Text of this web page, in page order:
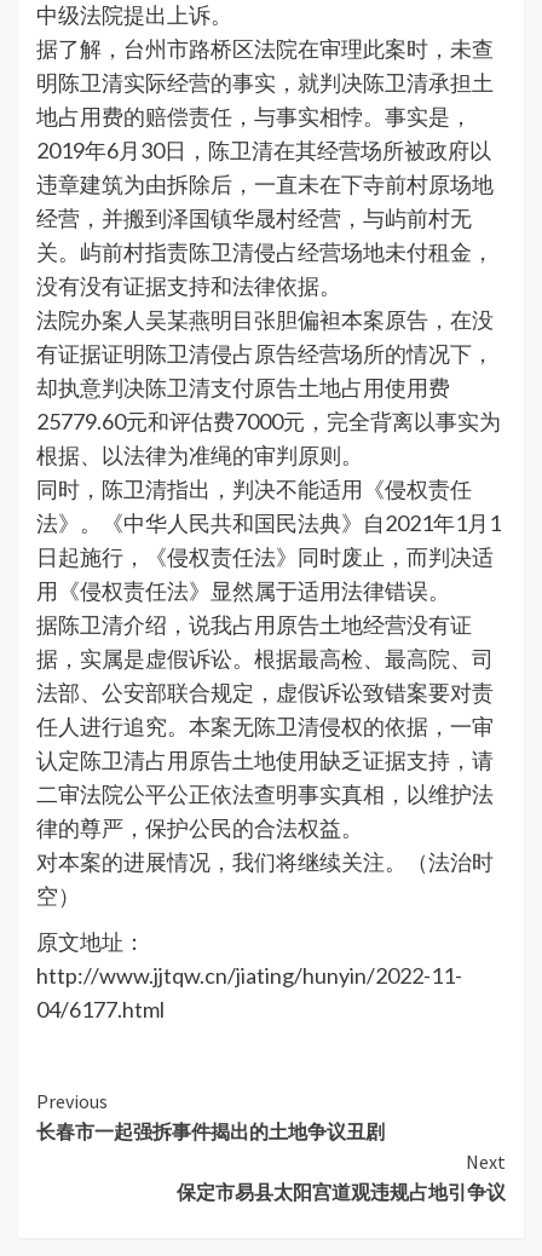
中级法院提出上诉。
据了解，台州市路桥区法院在审理此案时，未查
明陈卫清实际经营的事实，就判决陈卫清承担土
地占用费的赔偿责任，与事实相悖。事实是，
2019年6月30日，陈卫清在其经营场所被政府以
违章建筑为由拆除后，一直未在下寺前村原场地
经营，并搬到泽国镇华晟村经营，与屿前村无
关。屿前村指责陈卫清侵占经营场地未付租金，
没有没有证据支持和法律依据。
法院办案人吴某燕明目张胆偏袒本案原告，在没
有证据证明陈卫清侵占原告经营场所的情况下，
却执意判决陈卫清支付原告土地占用使用费
25779.60元和评估费7000元，完全背离以事实为
根据、以法律为准绳的审判原则。
同时，陈卫清指出，判决不能适用《侵权责任
法》。《中华人民共和国民法典》自2021年1月1
日起施行，《侵权责任法》同时废止，而判决适
用《侵权责任法》显然属于适用法律错误。
据陈卫清介绍，说我占用原告土地经营没有证
据，实属是虚假诉讼。根据最高检、最高院、司
法部、公安部联合规定，虚假诉讼致错案要对责
任人进行追究。本案无陈卫清侵权的依据，一审
认定陈卫清占用原告土地使用缺乏证据支持，请
二审法院公平公正依法查明事实真相，以维护法
律的尊严，保护公民的合法权益。
对本案的进展情况，我们将继续关注。（法治时
空）
原文地址：
http://www.jjtqw.cn/jiating/hunyin/2022-11-
04/6177.html
Continue
Reading
Previous
长春市一起强拆事件揭出的土地争议丑剧
Next
保定市易县太阳宫道观违规占地引争议